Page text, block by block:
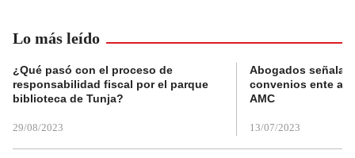
Lo más leído
¿Qué pasó con el proceso de
responsabilidad fiscal por el parque
biblioteca de Tunja?
29/08/2023
Abogados
convenios ente
AMC
13/07/2023